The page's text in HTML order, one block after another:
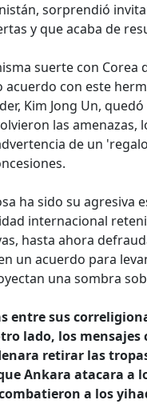
sorprendió
y que acaba de
suerte con
con este
Kim Jong Un,
las amenazas,
de un
ha sido su agresiva
internacional
hasta ahora
un acuerdo para
una sombra
entre sus
lado, los
retirar las
Ankara atacara a
a los